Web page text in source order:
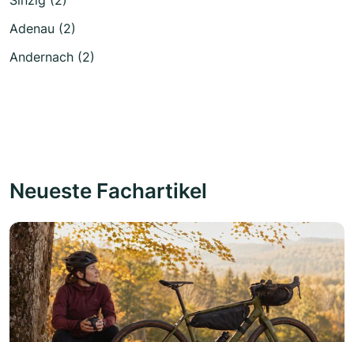
Adenau (2)
Andernach (2)
Neueste Fachartikel